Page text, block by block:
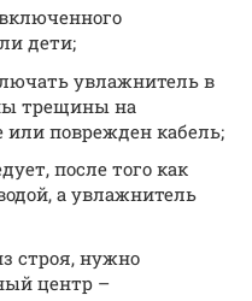
дети;
увлажнитель в
трещины на
или поврежден кабель;
после того как
а увлажнитель
строя, нужно
центр –